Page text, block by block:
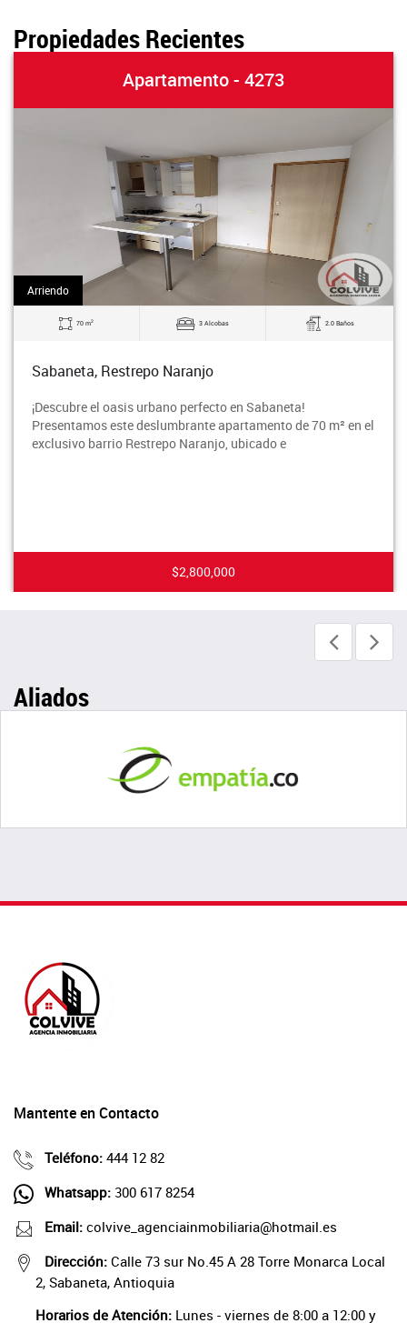
Propiedades Recientes
Apartamento - 4273
Arriendo
70 m2 3 Alcobas 2.0 Baños
Sabaneta, Restrepo Naranjo
¡Descubre el oasis urbano perfecto en Sabaneta!
Presentamos este deslumbrante apartamento de 70 m² en el
exclusivo barrio Restrepo Naranjo, ubicado e
$2,800,000
Aliados
Mantente en Contacto
Teléfono: 444 12 82
Whatsapp: 300 617 8254
Email: colvive_agenciainmobiliaria@hotmail.es
Dirección: Calle 73 sur No.45 A 28 Torre Monarca Local
2, Sabaneta, Antioquia
Horarios de Atención: Lunes - viernes de 8:00 a 12:00 y